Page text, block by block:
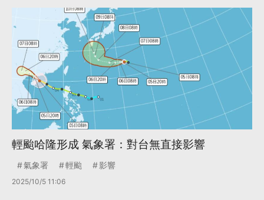
輕颱哈隆形成 氣象署：對台無直接影響
氣象署 輕颱 影響
2025/10/5 11:06